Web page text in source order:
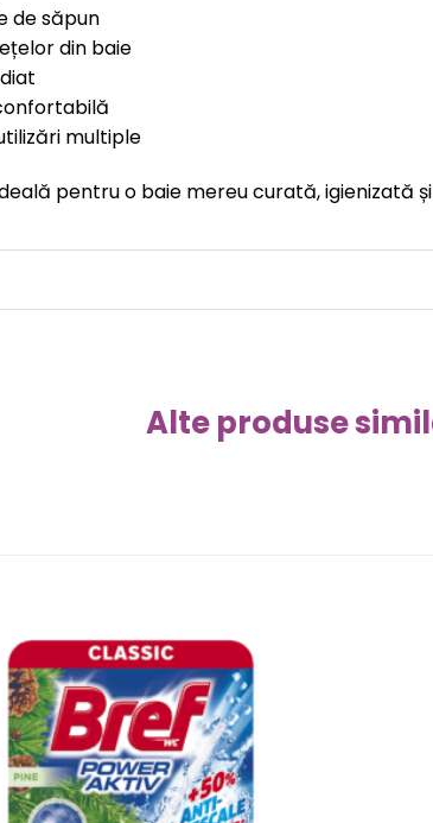
de săpun
din baie
multiple
pentru o baie mereu curată, igienizată
Alte produse